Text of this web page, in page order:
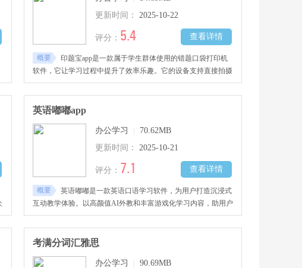
更新时间：
2025-10-22
查看详情
评分： 5.4
概要
印题宝app是一款属于学生群体使用的错题口袋打印机
软件，它让学习过程中提升了效率乐趣。它的设备支持直接拍摄
错题进行打印，为使用者提供了题目搜索解析服务，能辅助背诵
英语单词学习古典诗词，创作文章需要的参考材料可以快速打印
出来，方便打造个人专用的学习辅助工具，外形设计轻便美观，
英语嘟嘟app
办公学习
70.62MB
更新时间：
2025-10-21
查看详情
评分： 7.1
概要
英语嘟嘟是一款英语口语学习软件，为用户打造沉浸式
互动教学体验。以高颜值AI外教和丰富游戏化学习内容，助用户
精准纠音、提升口语。软件有全国教材同步练习，结合个性化评
估与CEFR分级课程，支持口语提升。既适日常学习，提供专项
备考指导，让用户轻松高效进步，是专业又有趣的英语学习工
考满分词汇雅思
办公学习
90.69MB